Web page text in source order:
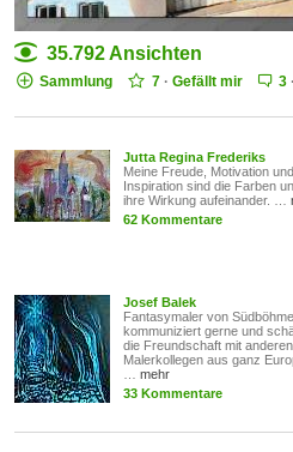
35.792 Ansichten
Sammlung 7 · Gefällt mir 3
Jutta Regina Frederiks
Meine Freude, Motivation und
Inspiration sind die Farben
ihre Wirkung aufeinander. …
62 Kommentare
Josef Balek
Fantasymaler von
kommuniziert gerne und
die Freundschaft mit anderen
Malerkollegen aus ganz
mehr
33 Kommentare